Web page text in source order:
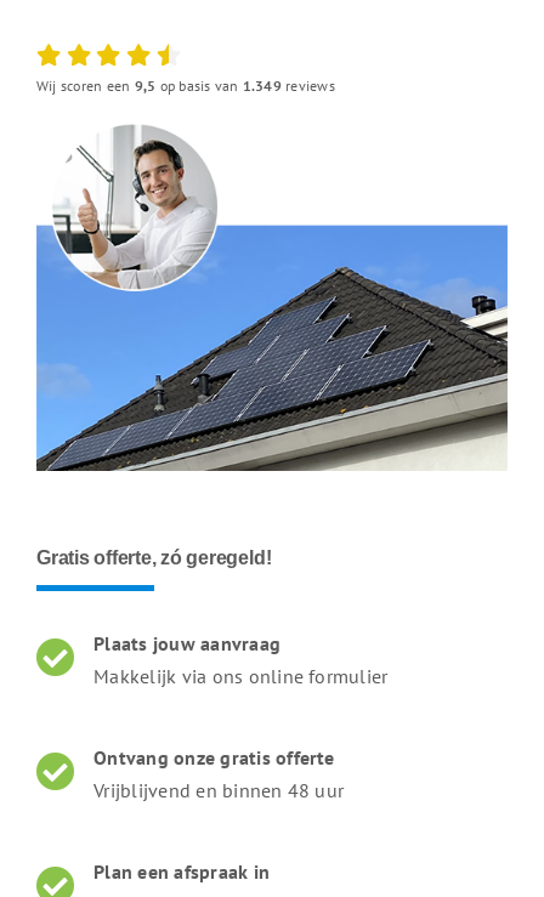
Wij scoren een 9,5 op basis van 1.349reviews
Gratis offerte, zó geregeld!
Plaats jouw aanvraag
Makkelijk via ons online formulier
Ontvang onze gratis offerte
Vrijblijvend en binnen 48 uur
Plan een afspraak in